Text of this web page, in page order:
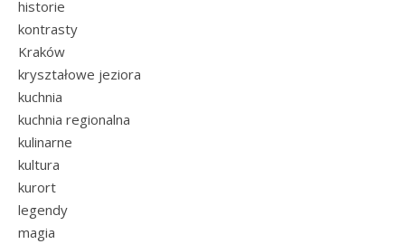
historie
kontrasty
Kraków
kryształowe jeziora
kuchnia
kuchnia regionalna
kulinarne
kultura
kurort
legendy
magia